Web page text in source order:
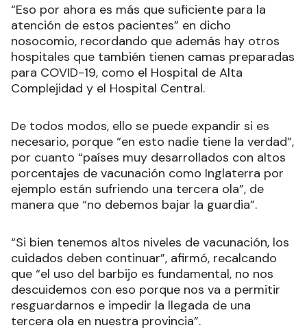
“Eso por ahora es más que suficiente para la
atención de estos pacientes” en dicho
nosocomio, recordando que además hay otros
hospitales que también tienen camas preparadas
para COVID-19, como el Hospital de Alta
Complejidad y el Hospital Central.
De todos modos, ello se puede expandir si es
necesario, porque “en esto nadie tiene la verdad”,
por cuanto “países muy desarrollados con altos
porcentajes de vacunación como Inglaterra por
ejemplo están sufriendo una tercera ola”, de
manera que “no debemos bajar la guardia”.
“Si bien tenemos altos niveles de vacunación, los
cuidados deben continuar”, afirmó, recalcando
que “el uso del barbijo es fundamental, no nos
descuidemos con eso porque nos va a permitir
resguardarnos e impedir la llegada de una
tercera ola en nuestra provincia”.